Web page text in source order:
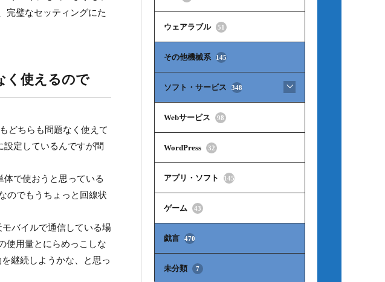
完璧なセッティングにた
く使えるので
どちらも問題なく使えて
設定しているんですが問
で使おうと思っている
のでもうちょっと回線状
バイルで通信している場
使用量とにらめっこしな
継続しようかな、と思っ
ウェアラブル 51
その他機械系 145
ソフト・サービス 348
Webサービス 98
WordPress 32
アプリ・ソフト 145
ゲーム 43
戯言 470
未分類 7